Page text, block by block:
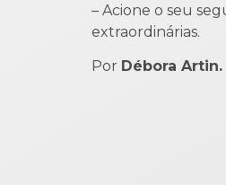
– Acione o seu
extraordinárias.
Por Débora Artin.